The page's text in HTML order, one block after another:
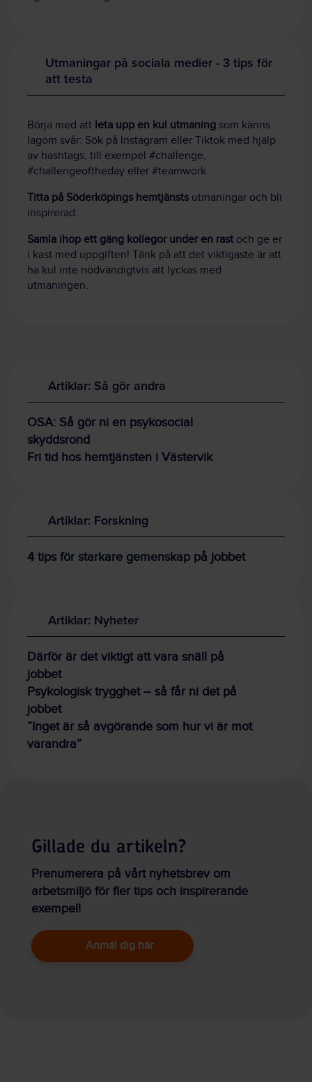
Utmaningar på sociala medier - 3 tips för
att testa
Börja med att leta upp en kul utmaning som känns
lagom svår: Sök på Instagram eller Tiktok med hjälp
av hashtags, till exempel #challenge,
#challengeoftheday eller #teamwork.
Titta på Söderköpings hemtjänsts utmaningar och bli
inspirerad.
Samla ihop ett gäng kollegor under en rast och ge er
i kast med uppgiften! Tänk på att det viktigaste är att
ha kul inte nödvändigtvis att lyckas med
utmaningen.
Artiklar: Så gör andra
OSA: Så gör ni en psykosocial
skyddsrond
Fri tid hos hemtjänsten i Västervik
Artiklar: Forskning
4 tips för starkare gemenskap på jobbet
Artiklar: Nyheter
Därför är det viktigt att vara snäll på
jobbet
Psykologisk trygghet – så får ni det på
jobbet
”Inget är så avgörande som hur vi är mot
varandra”
Gillade du artikeln?
Prenumerera på vårt nyhetsbrev om
arbetsmiljö för fler tips och inspirerande
exempel!
Anmäl dig här